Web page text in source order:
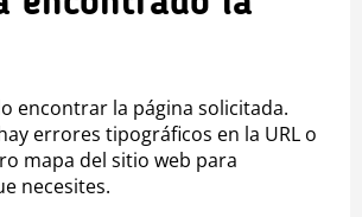
encontrar la página solicitada.
errores tipográficos en la URL o
mapa del sitio web para
necesites.